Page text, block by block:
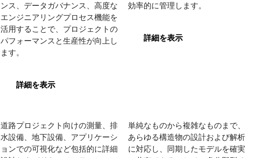
ProjectWise
ンス、データガバナンス、高度な
エンジニアリングプロセス機能を
活用することで、プロジェクトの
パフォーマンスと生産性が向上し
ます。
詳細を表示
SYNCHRO 4D
効率的に管理します。
詳細を表示
道路プロジェクト向けの測量、排
水設備、地下設備、アプリケーシ
ョンでの可視化など包括的に詳細
単純なものから複雑なものまで、
あらゆる構造物の設計および解析
に対応し、同期したモデルを確実